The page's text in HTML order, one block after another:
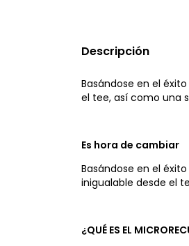
Descripción
Basándose en el
el tee, así como una
Es hora de cambiar
Basándose en el
inigualable desde el
¿QUÉ ES EL